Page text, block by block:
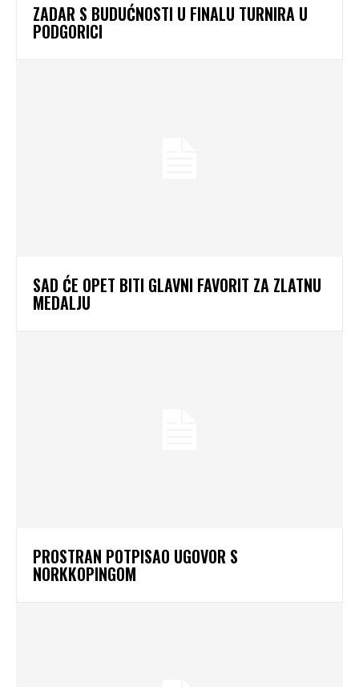
ZADAR S BUDUĆNOSTI U FINALU TURNIRA U
PODGORICI
SAD ĆE OPET BITI GLAVNI FAVORIT ZA ZLATNU
MEDALJU
PROSTRAN POTPISAO UGOVOR S
NORKKOPINGOM